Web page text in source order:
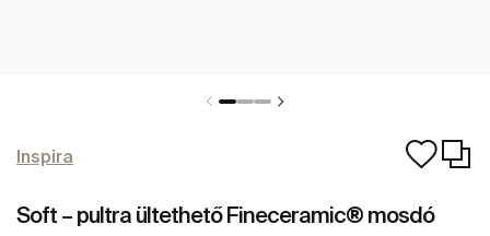
Inspira
Soft – pultra ültethető Fineceramic® mosdó